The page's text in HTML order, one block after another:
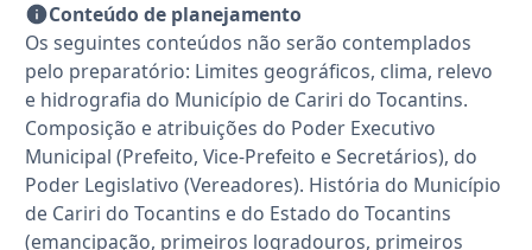
Conteúdo de planejamento
Os seguintes conteúdos não serão contemplados
pelo preparatório: Limites geográficos, clima, relevo
e hidrografia do Município de Cariri do Tocantins.
Composição e atribuições do Poder Executivo
Municipal (Prefeito, Vice-Prefeito e Secretários), do
Poder Legislativo (Vereadores). História do Município
de Cariri do Tocantins e do Estado do Tocantins
(emancipação, primeiros logradouros, primeiros